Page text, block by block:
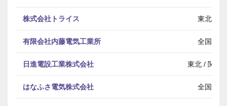
株式会社トライス 東北
有限会社内藤電気工業所 全国
日進電設工業株式会社 東北 / 関東
はなふさ電気株式会社 全国